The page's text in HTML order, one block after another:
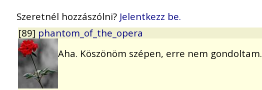
Szeretnél hozzászólni? Jelentkezz be.
[89] phantom_of_the_opera
Aha. Köszönöm szépen, erre nem gondoltam.